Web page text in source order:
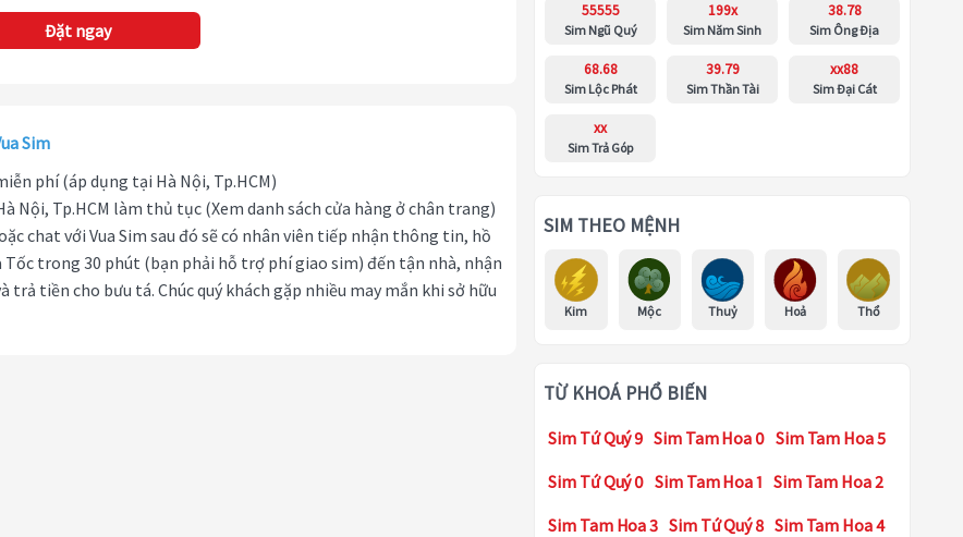
Đặt ngay
Sim
phí (áp dụng tại Hà Nội, Tp.HCM)
Nội, Tp.HCM làm thủ tục (Xem danh sách cửa hàng ở chân trang)
chat với Vua Sim sau đó sẽ có nhân viên tiếp nhận thông tin, hồ
Tốc trong 30 phút (bạn phải hỗ trợ phí giao sim) đến tận nhà, nhận
tiền cho bưu tá. Chúc quý khách gặp nhiều may mắn khi sở hữu
55555
Sim Ngũ Quý
199x
Sim Năm Sinh
38.78
Sim Ông Địa
68.68
Sim Lộc Phát
39.79
Sim Thần Tài
xx88
Sim Đại Cát
xx
Sim Trả Góp
SIM THEO MỆNH
Kim Mộc Thuỷ Hoả Thổ
TỪ KHOÁ PHỔ BIẾN
Sim Tứ Quý 9 Sim Tam Hoa 0 Sim Tam Hoa 5
Sim Tứ Quý 0 Sim Tam Hoa 1 Sim Tam Hoa 2
Sim Tam Hoa 3 Sim Tứ Quý 8 Sim Tam Hoa 4